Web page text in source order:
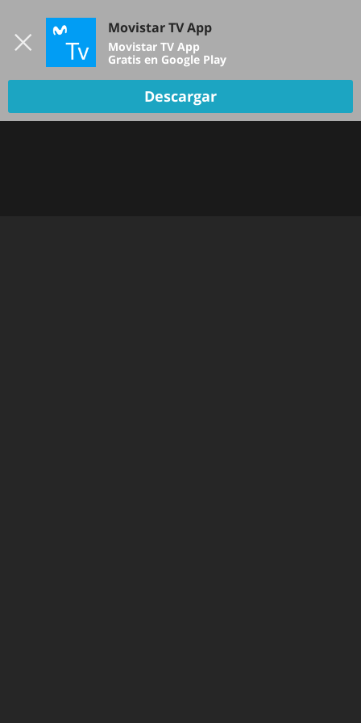
TV EN VIVO
Movistar TV App
Movistar TV App
Gratis en Google Play
Descargar